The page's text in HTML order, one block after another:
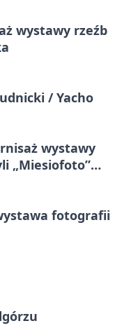
wystawy rzeźb
/ Yacho
wystawy
„Miesiofoto”
wystawa fotografii